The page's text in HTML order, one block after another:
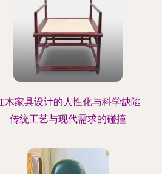
木家具设计的人性化与科学缺陷
传统工艺与现代需求的碰撞